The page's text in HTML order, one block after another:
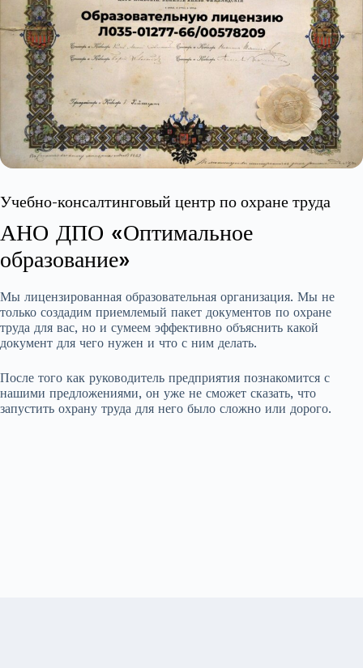
Учебно-консалтинговый центр по охране труда
АНО ДПО «Оптимальное
образование»
Мы лицензированная образовательная организация. Мы не
только создадим приемлемый пакет документов по охране
труда для вас, но и сумеем эффективно объяснить какой
документ для чего нужен и что с ним делать.
После того как руководитель предприятия познакомится с
нашими предложениями, он уже не сможет сказать, что
запустить охрану труда для него было сложно или дорого.